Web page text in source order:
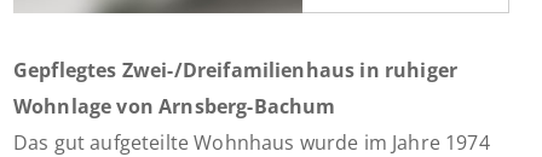
Gepflegtes Zwei-/Dreifamilienhaus in ruhiger
Wohnlage von Arnsberg-Bachum
Das gut aufgeteilte Wohnhaus wurde im Jahre 1974